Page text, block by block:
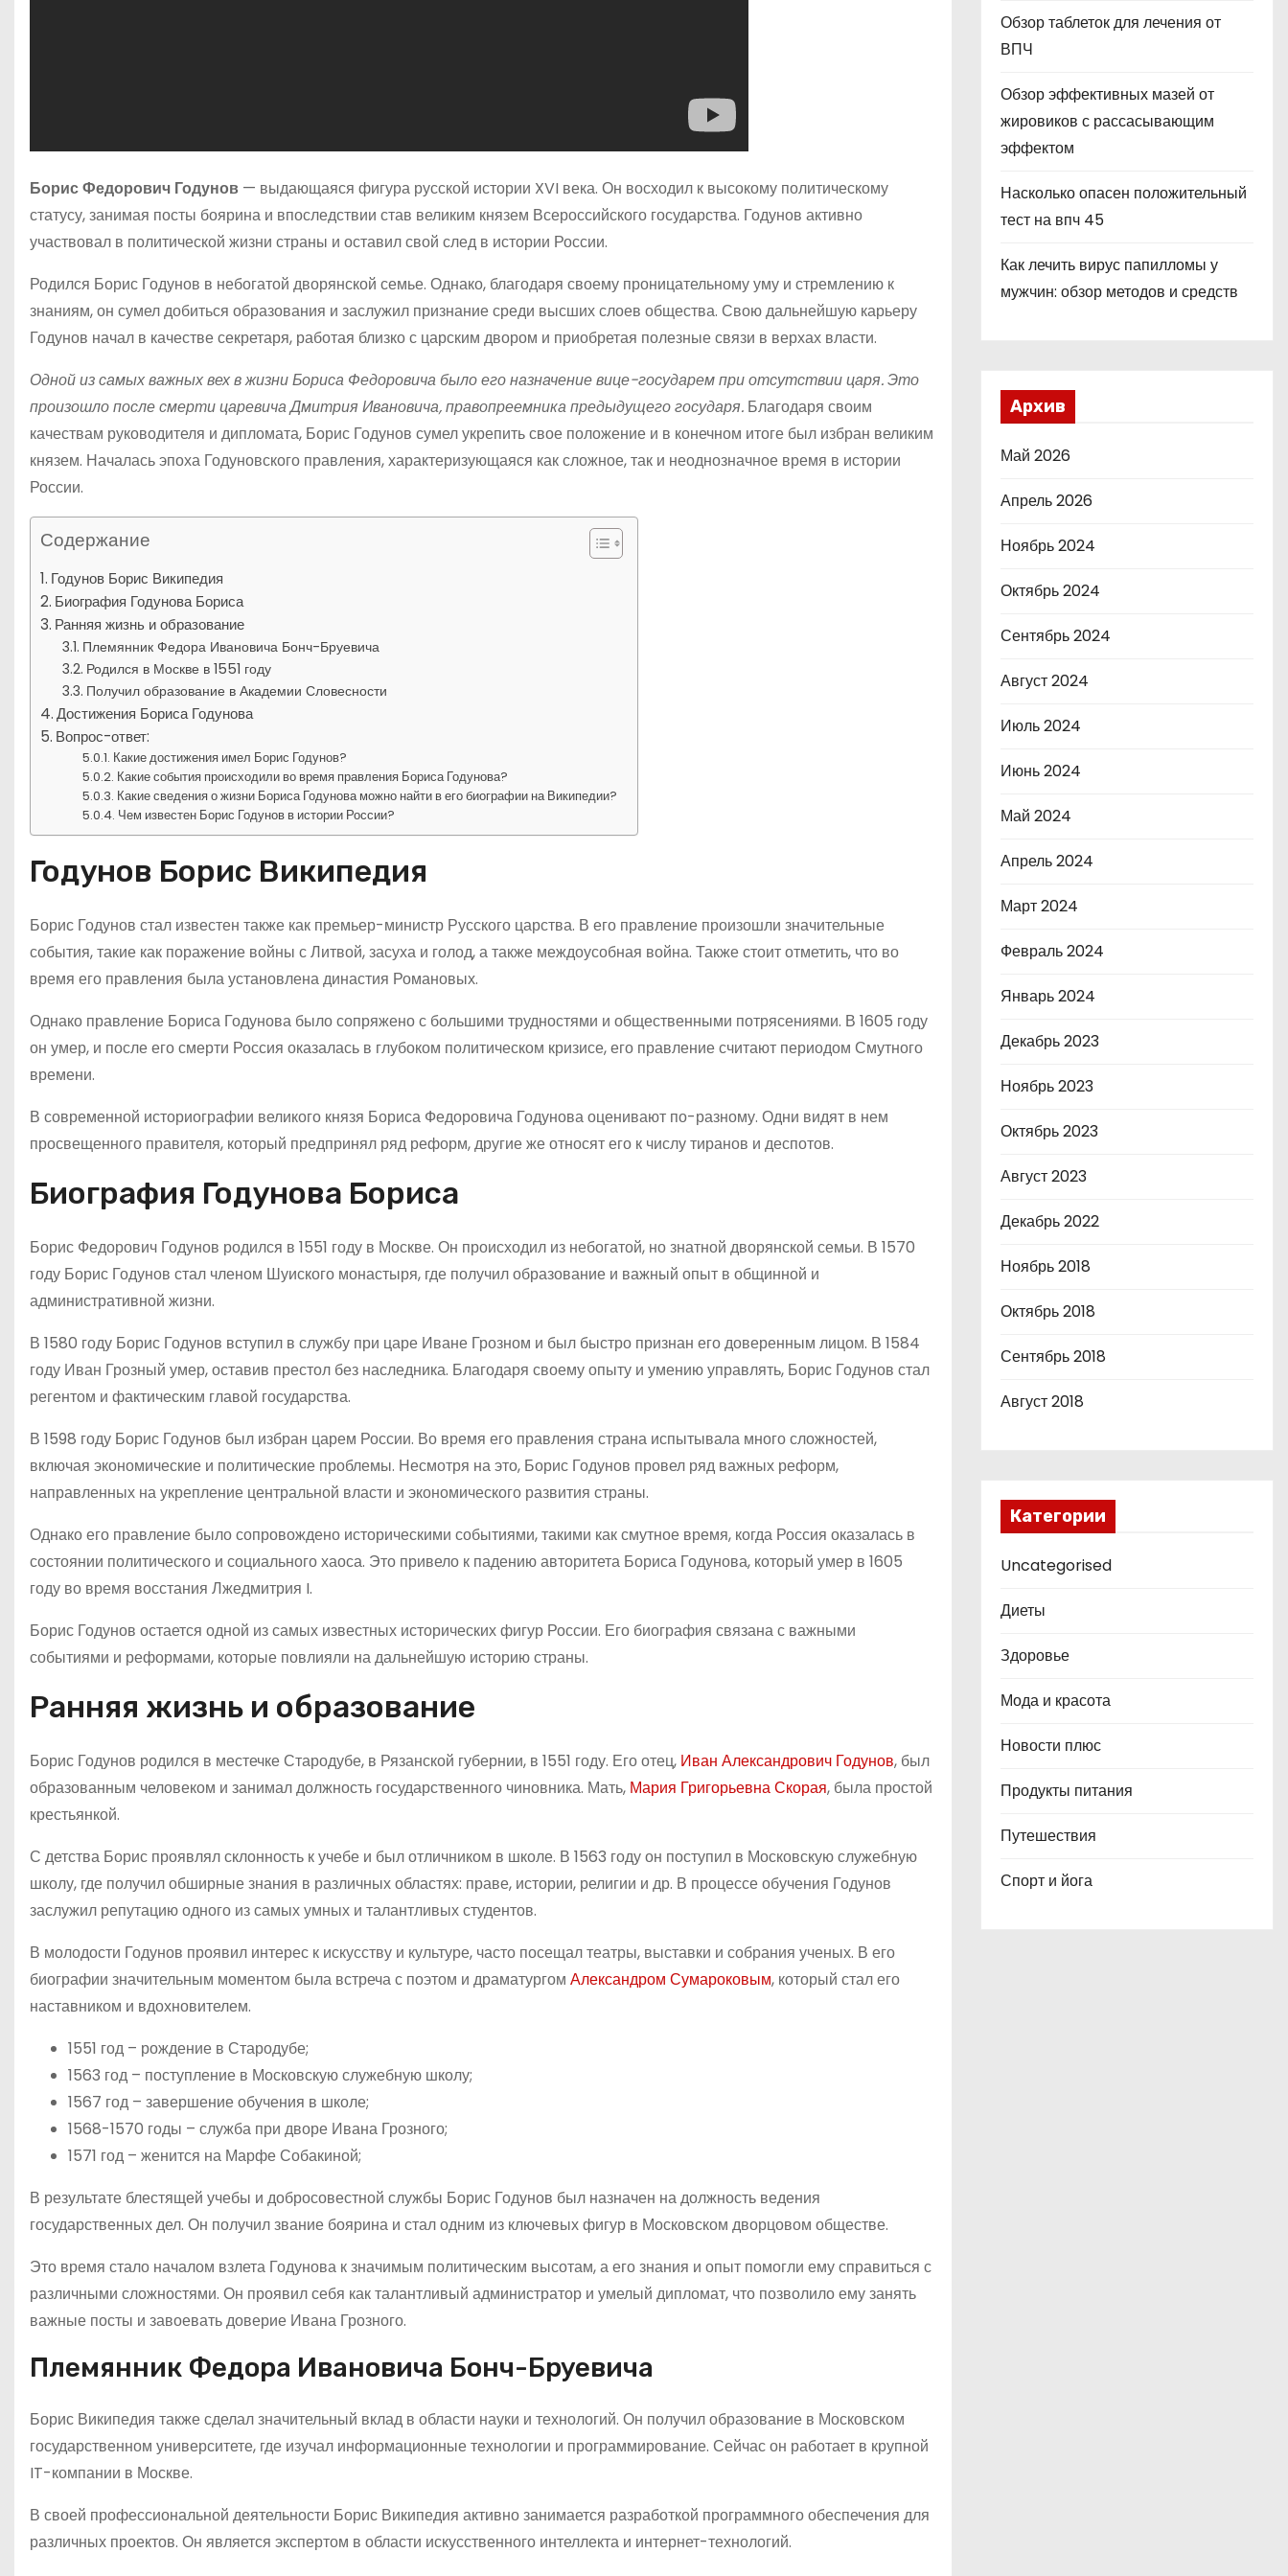
Борис Федорович Годунов — выдающаяся фигура русской истории XVI века. Он восходил к высокому политическому
статусу, занимая посты боярина и впоследствии став великим князем Всероссийского государства. Годунов активно
участвовал в политической жизни страны и оставил свой след в истории России.
Родился Борис Годунов в небогатой дворянской семье. Однако, благодаря своему проницательному уму и стремлению к
знаниям, он сумел добиться образования и заслужил признание среди высших слоев общества. Свою дальнейшую карьеру
Годунов начал в качестве секретаря, работая близко с царским двором и приобретая полезные связи в верхах власти.
Одной из самых важных вех в жизни Бориса Федоровича было его назначение вице-государем при отсутствии царя. Это
произошло после смерти царевича Дмитрия Ивановича, правопреемника предыдущего государя. Благодаря своим
качествам руководителя и дипломата, Борис Годунов сумел укрепить свое положение и в конечном итоге был избран великим
князем. Началась эпоха Годуновского правления, характеризующаяся как сложное, так и неоднозначное время в истории
России.
Содержание
Годунов Борис Википедия
Биография Годунова Бориса
Ранняя жизнь и образование
Племянник Федора Ивановича Бонч-Бруевича
Родился в Москве в 1551 году
Получил образование в Академии Словесности
Достижения Бориса Годунова
Вопрос-ответ:
Какие достижения имел Борис Годунов?
Какие события происходили во время правления Бориса Годунова?
Какие сведения о жизни Бориса Годунова можно найти в его биографии на Википедии?
Чем известен Борис Годунов в истории России?
Годунов Борис Википедия
Борис Годунов стал известен также как премьер-министр Русского царства. В его правление произошли значительные
события, такие как поражение войны с Литвой, засуха и голод, а также междоусобная война. Также стоит отметить, что во
время его правления была установлена династия Романовых.
Однако правление Бориса Годунова было сопряжено с большими трудностями и общественными потрясениями. В 1605 году
он умер, и после его смерти Россия оказалась в глубоком политическом кризисе, его правление считают периодом Смутного
времени.
В современной историографии великого князя Бориса Федоровича Годунова оценивают по-разному. Одни видят в нем
просвещенного правителя, который предпринял ряд реформ, другие же относят его к числу тиранов и деспотов.
Биография Годунова Бориса
Борис Федорович Годунов родился в 1551 году в Москве. Он происходил из небогатой, но знатной дворянской семьи. В 1570
году Борис Годунов стал членом Шуиского монастыря, где получил образование и важный опыт в общинной и
административной жизни.
В 1580 году Борис Годунов вступил в службу при царе Иване Грозном и был быстро признан его доверенным лицом. В 1584
году Иван Грозный умер, оставив престол без наследника. Благодаря своему опыту и умению управлять, Борис Годунов стал
регентом и фактическим главой государства.
В 1598 году Борис Годунов был избран царем России. Во время его правления страна испытывала много сложностей,
включая экономические и политические проблемы. Несмотря на это, Борис Годунов провел ряд важных реформ,
направленных на укрепление центральной власти и экономического развития страны.
Однако его правление было сопровождено историческими событиями, такими как смутное время, когда Россия оказалась в
состоянии политического и социального хаоса. Это привело к падению авторитета Бориса Годунова, который умер в 1605
году во время восстания Лжедмитрия I.
Борис Годунов остается одной из самых известных исторических фигур России. Его биография связана с важными
событиями и реформами, которые повлияли на дальнейшую историю страны.
Ранняя жизнь и образование
Борис Годунов родился в местечке Стародубе, в Рязанской губернии, в 1551 году. Его отец, Иван Александрович Годунов, был
образованным человеком и занимал должность государственного чиновника. Мать, Мария Григорьевна Скорая, была простой
крестьянкой.
С детства Борис проявлял склонность к учебе и был отличником в школе. В 1563 году он поступил в Московскую служебную
школу, где получил обширные знания в различных областях: праве, истории, религии и др. В процессе обучения Годунов
заслужил репутацию одного из самых умных и талантливых студентов.
В молодости Годунов проявил интерес к искусству и культуре, часто посещал театры, выставки и собрания ученых. В его
биографии значительным моментом была встреча с поэтом и драматургом Александром Сумароковым, который стал его
наставником и вдохновителем.
1551 год – рождение в Стародубе;
1563 год – поступление в Московскую служебную школу;
1567 год – завершение обучения в школе;
1568-1570 годы – служба при дворе Ивана Грозного;
1571 год – женится на Марфе Собакиной;
В результате блестящей учебы и добросовестной службы Борис Годунов был назначен на должность ведения
государственных дел. Он получил звание боярина и стал одним из ключевых фигур в Московском дворцовом обществе.
Это время стало началом взлета Годунова к значимым политическим высотам, а его знания и опыт помогли ему справиться с
различными сложностями. Он проявил себя как талантливый администратор и умелый дипломат, что позволило ему занять
важные посты и завоевать доверие Ивана Грозного.
Племянник Федора Ивановича Бонч-Бруевича
Борис Википедия также сделал значительный вклад в области науки и технологий. Он получил образование в Московском
государственном университете, где изучал информационные технологии и программирование. Сейчас он работает в крупной
IT-компании в Москве.
В своей профессиональной деятельности Борис Википедия активно занимается разработкой программного обеспечения для
различных проектов. Он является экспертом в области искусственного интеллекта и интернет-технологий.
Обзор таблеток для лечения от
ВПЧ
Обзор эффективных мазей от
жировиков с рассасывающим
эффектом
Насколько опасен положительный
тест на впч 45
Как лечить вирус папилломы у
мужчин: обзор методов и средств
Архив
Май 2026
Апрель 2026
Ноябрь 2024
Октябрь 2024
Сентябрь 2024
Август 2024
Июль 2024
Июнь 2024
Май 2024
Апрель 2024
Март 2024
Февраль 2024
Январь 2024
Декабрь 2023
Ноябрь 2023
Октябрь 2023
Август 2023
Декабрь 2022
Ноябрь 2018
Октябрь 2018
Сентябрь 2018
Август 2018
Категории
Uncategorised
Диеты
Здоровье
Мода и красота
Новости плюс
Продукты питания
Путешествия
Спорт и йога